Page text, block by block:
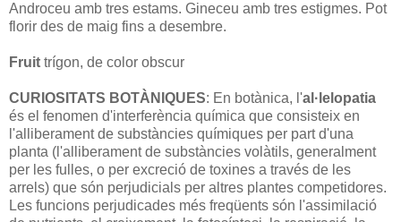
Androceu amb tres estams. Gineceu amb tres estigmes. Pot
florir des de maig fins a desembre.
Fruit trígon, de color obscur
CURIOSITATS BOTÀNIQUES: En botànica, l'al·lelopatia
és el fenomen d'interferència química que consisteix en
l'alliberament de substàncies químiques per part d'una
planta (l'alliberament de substàncies volàtils, generalment
per les fulles, o per excreció de toxines a través de les
arrels) que són perjudicials per altres plantes competidores.
Les funcions perjudicades més freqüents són l'assimilació